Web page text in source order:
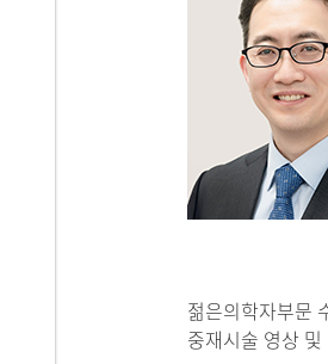
젊은의학자부문
중재시술 영상